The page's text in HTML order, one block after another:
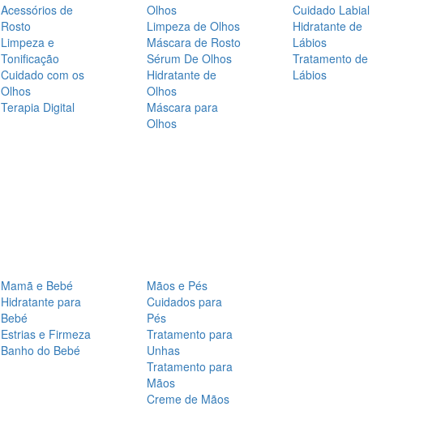
Acessórios de
Rosto
Limpeza e
Tonificação
Cuidado com os
Olhos
Terapia Digital
Olhos
Limpeza de Olhos
Máscara de Rosto
Sérum De Olhos
Hidratante de
Olhos
Máscara para
Olhos
Cuidado Labial
Hidratante de
Lábios
Tratamento de
Lábios
Mamã e Bebé
Hidratante para
Bebé
Estrias e Firmeza
Banho do Bebé
Mãos e Pés
Cuidados para
Pés
Tratamento para
Unhas
Tratamento para
Mãos
Creme de Mãos